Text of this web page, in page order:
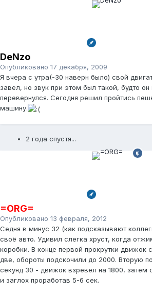
DeNzo
Опубликовано 17 декабря, 2009
Я вчера с утра(-30 наверн было) свой
завел, но звук при этом был такой, будто он
перевернулся. Сегодня решил пройтись
машину.
2 года спустя...
=ORG=
Опубликовано 13 февраля, 2012
Седня в минус 32 (как подсказывают
своё авто. Удивил слегка хруст, когда
коробки. В конце первой прокрутки движок
две, обороты подскочили до 2000. Вторую
секунд 30 - движок взревел на 1800, затем
и заглох проработав 5-6 сек.